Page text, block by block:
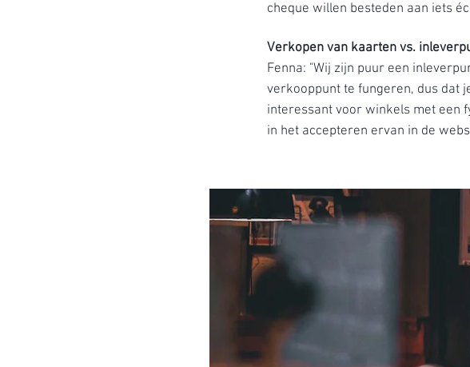
cheque willen besteden aan iets
Verkopen van kaarten vs.
Fenna: "Wij zijn puur een
verkooppunt te fungeren, dus dat
interessant voor winkels met een
in het accepteren ervan in de